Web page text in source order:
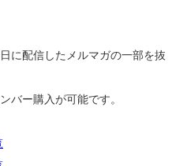
に配信したメルマガの一部を抜
バー購入が可能です。